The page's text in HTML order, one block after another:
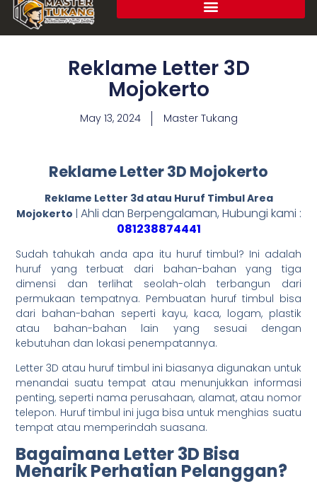
Reklame Letter 3D
Mojokerto
May 13, 2024 Master Tukang
Reklame Letter 3D Mojokerto
Reklame Letter 3d atau Huruf Timbul Area
Mojokerto | Ahli dan Berpengalaman, Hubungi kami :
081238874441
Sudah tahukah anda apa itu huruf timbul? Ini adalah
huruf yang terbuat dari bahan-bahan yang tiga
dimensi dan terlihat seolah-olah terbangun dari
permukaan tempatnya. Pembuatan huruf timbul bisa
dari bahan-bahan seperti kayu, kaca, logam, plastik
atau bahan-bahan lain yang sesuai dengan
kebutuhan dan lokasi penempatannya.
Letter 3D atau huruf timbul ini biasanya digunakan untuk
menandai suatu tempat atau menunjukkan informasi
penting, seperti nama perusahaan, alamat, atau nomor
telepon. Huruf timbul ini juga bisa untuk menghias suatu
tempat atau memperindah suasana.
Bagaimana Letter 3D Bisa
Menarik Perhatian Pelanggan?